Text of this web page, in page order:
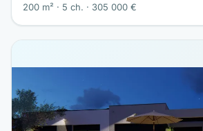
200 m² · 5 ch. · 305 000 €